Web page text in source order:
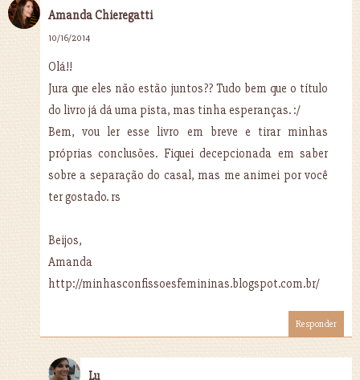
Amanda Chieregatti
10/16/2014
Olá!!
Jura que eles não estão juntos?? Tudo bem que o título
do livro já dá uma pista, mas tinha esperanças. :/
Bem, vou ler esse livro em breve e tirar minhas
próprias conclusões. Fiquei decepcionada em saber
sobre a separação do casal, mas me animei por você
ter gostado. rs
Beijos,
Amanda
http://minhasconfissoesfemininas.blogspot.com.br/
Responder
Lu